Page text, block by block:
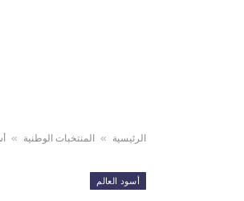
الرئيسية » المنتخبات الوطنية »
أسود العالم